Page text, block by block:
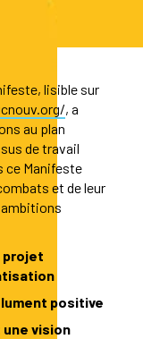
lisible sur
, a
au plan
de travail
ce Manifeste
et de leur
projet
positive
une vision